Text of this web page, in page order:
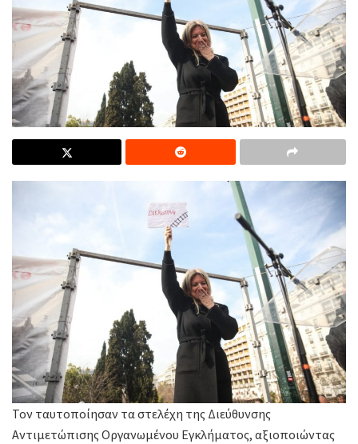
Τον ταυτοποίησαν τα στελέχη της Διεύθυνσης
Αντιμετώπισης Οργανωμένου Εγκλήματος, αξιοποιώντας